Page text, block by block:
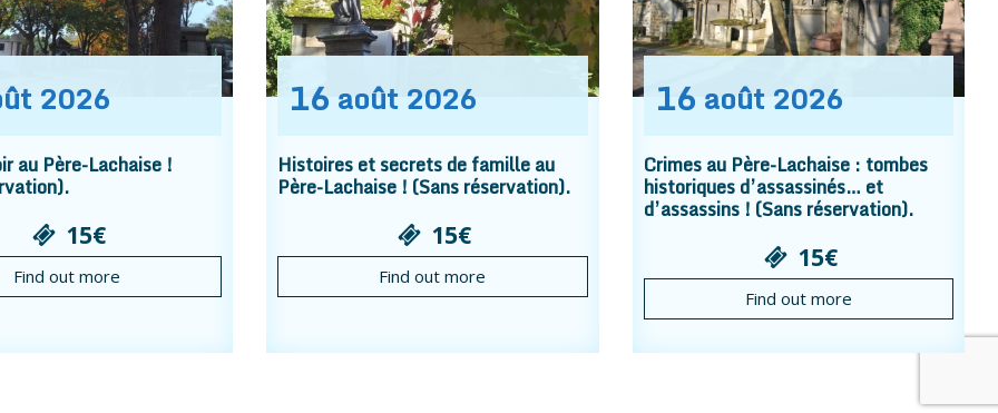
2026
au Père-Lachaise !
15€
Find out more
16 août 2026
Histoires et secrets de famille au
Père-Lachaise ! (Sans réservation).
15€
Find out more
16 août 2026
Crimes au Père-Lachaise : tombes
historiques d’assassinés… et
d’assassins ! (Sans réservation).
15€
Find out more